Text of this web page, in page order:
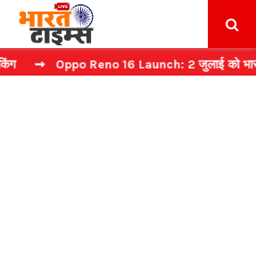
⇝ Oppo Reno 16 Launch: 2 जुलाई को भारत में